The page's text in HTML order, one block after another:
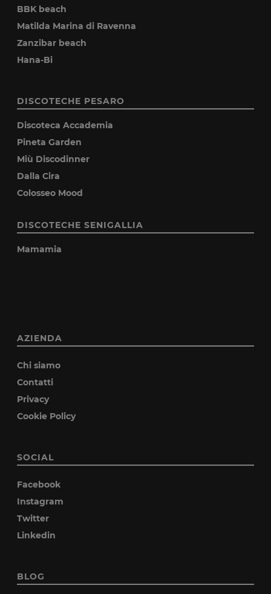
BBK beach
Matilda Marina di Ravenna
Zanzibar beach
Hana-Bi
DISCOTECHE PESARO
Discoteca Accademia
Pineta Garden
Miù Discodinner
Dalla Cira
Colosseo Mood
DISCOTECHE SENIGALLIA
Mamamia
AZIENDA
Chi siamo
Contatti
Privacy
Cookie Policy
SOCIAL
Facebook
Instagram
Twitter
Linkedin
BLOG